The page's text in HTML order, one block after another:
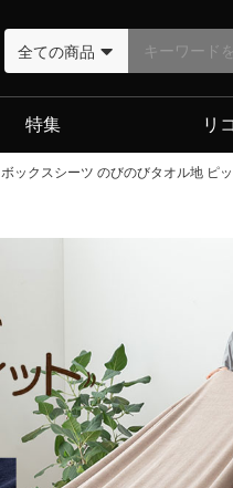
特集 リ
ボックスシーツ のびのびタオル地 ピ